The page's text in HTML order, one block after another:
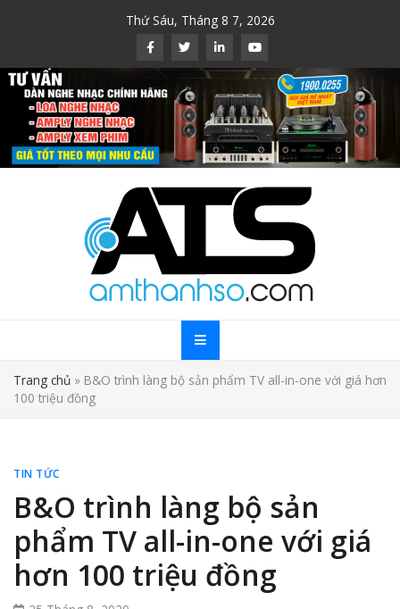
Thứ Sáu, Tháng 8 7, 2026
Trang chủ » B&O trình làng bộ sản phẩm TV all-in-one với giá hơn
100 triệu đồng
TIN TỨC
B&O trình làng bộ sản
phẩm TV all-in-one với giá
hơn 100 triệu đồng